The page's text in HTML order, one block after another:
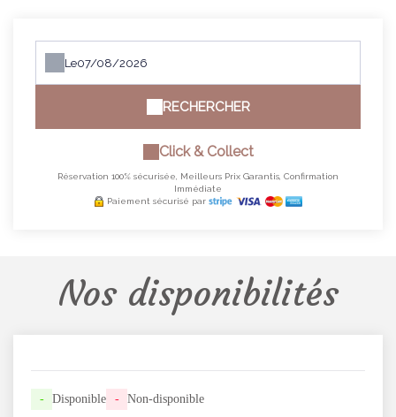
Le
RECHERCHER
Click & Collect
Réservation 100% sécurisée, Meilleurs Prix Garantis, Confirmation
Immédiate
Paiement sécurisé par
Nos disponibilités
- Disponible - Non-disponible